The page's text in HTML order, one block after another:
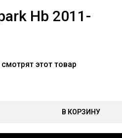
Hb 2011-
этот товар
В КОРЗИНУ